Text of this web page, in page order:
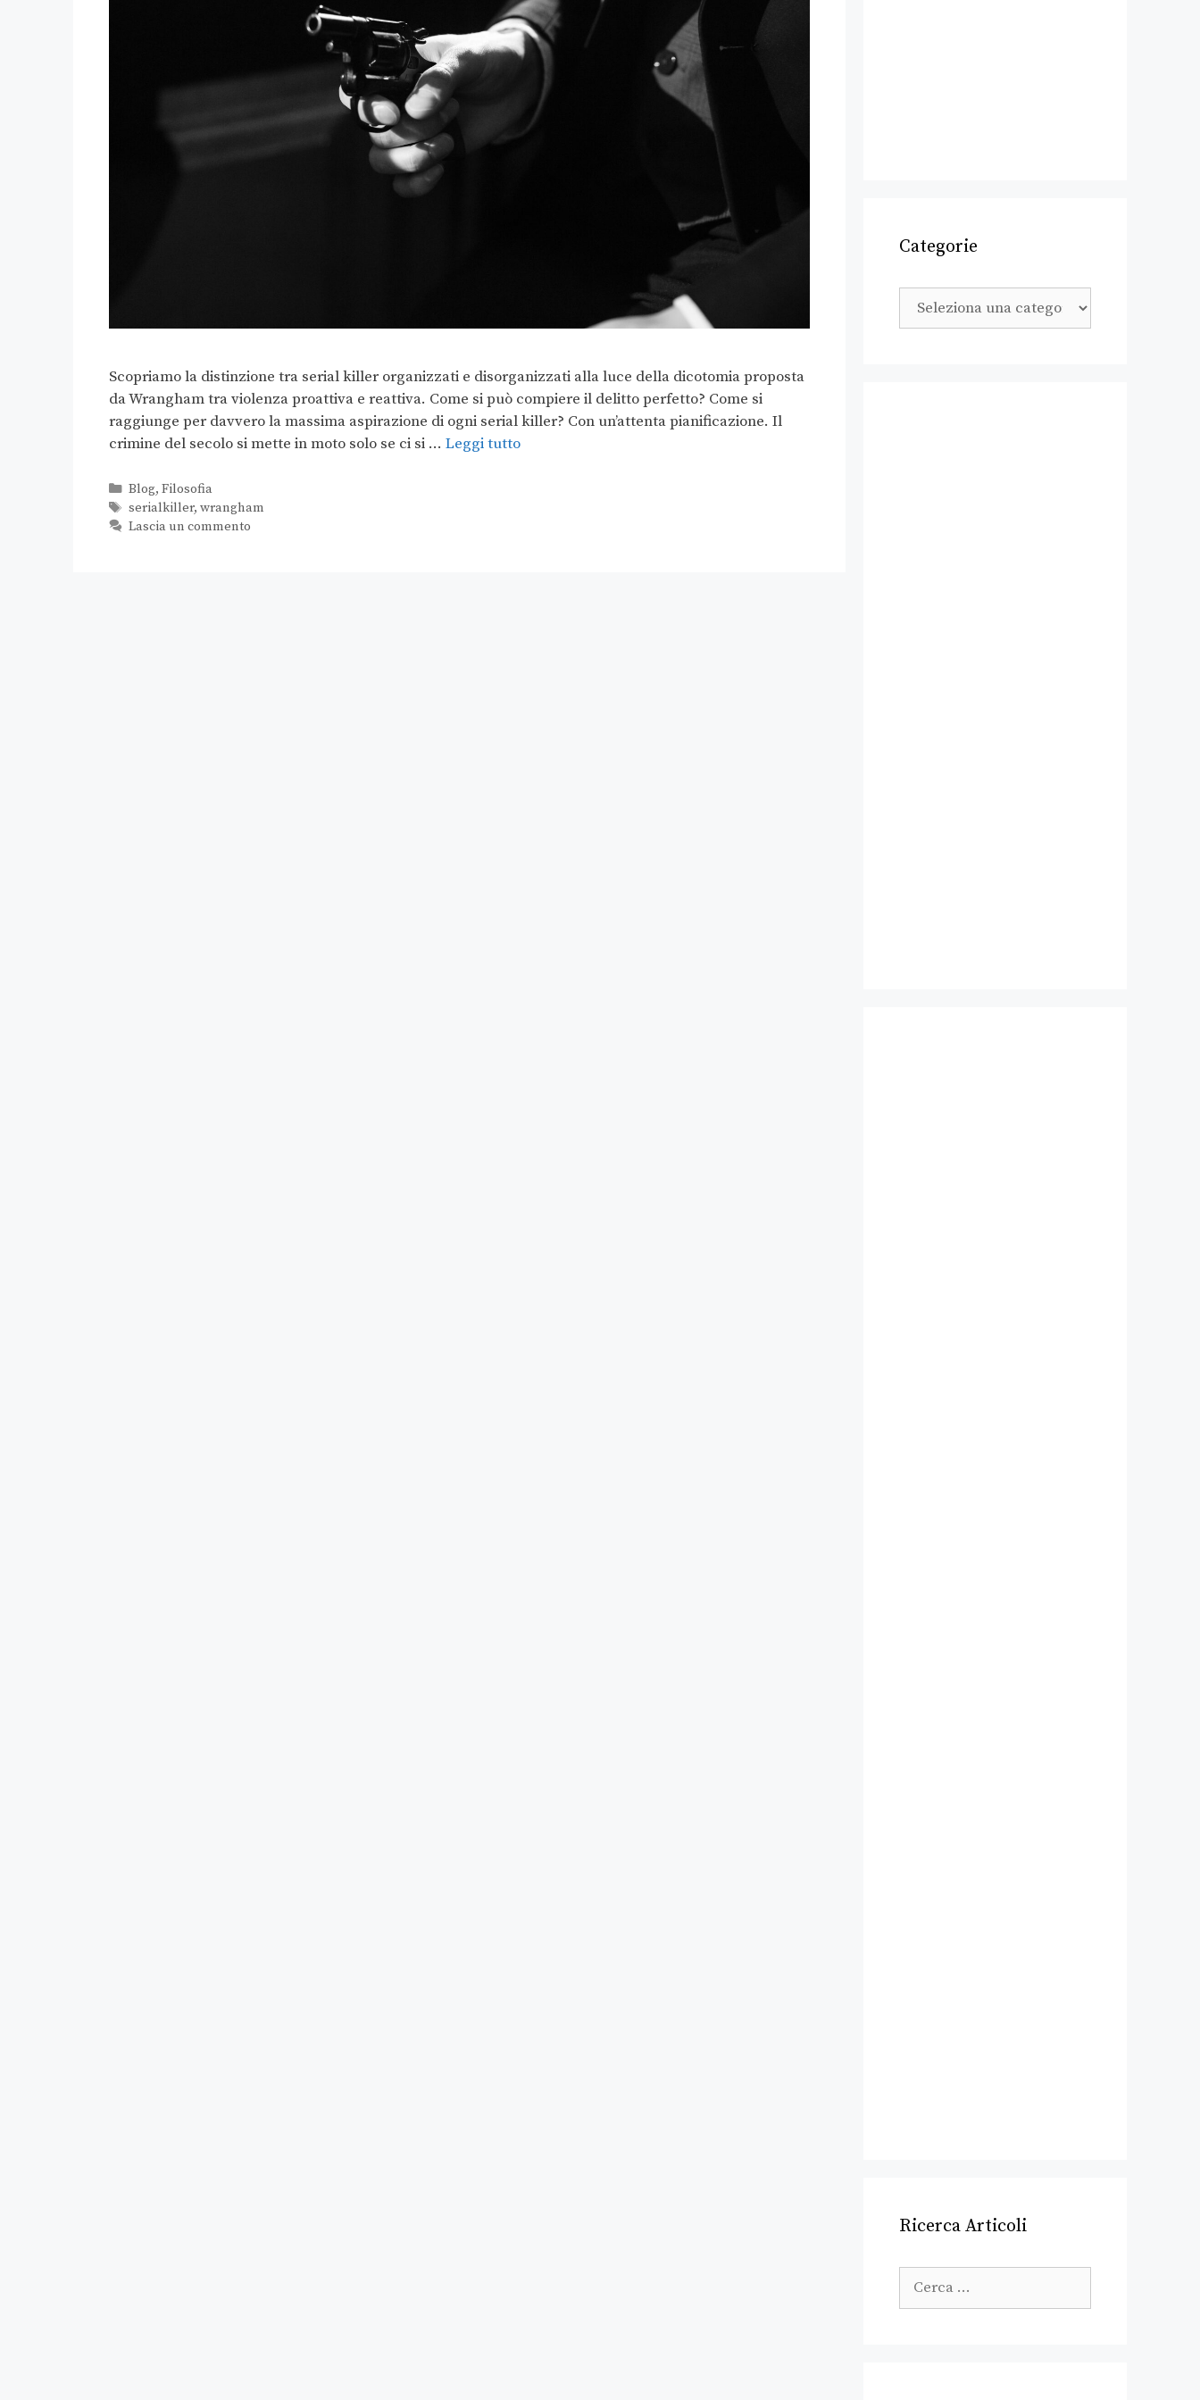
Scopriamo la distinzione tra serial killer organizzati e disorganizzati alla luce della dicotomia proposta
da Wrangham tra violenza proattiva e reattiva. Come si può compiere il delitto perfetto? Come si
raggiunge per davvero la massima aspirazione di ogni serial killer? Con un’attenta pianificazione. Il
crimine del secolo si mette in moto solo se ci si … Leggi tutto
Blog, Filosofia
serialkiller, wrangham
Lascia un commento
Categorie
Ricerca Articoli